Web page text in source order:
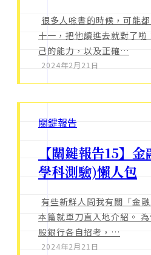
很多人唸書的時候，可能
十一，把他讀進去就對了
己的能力，以及正確…
2024年2月21日
關鍵報告
【關鍵報告15】
學科測驗)懶人包
有些新鮮人問我有關「金
本篇就單刀直入地介紹。
股銀行各自招考，…
2024年2月21日